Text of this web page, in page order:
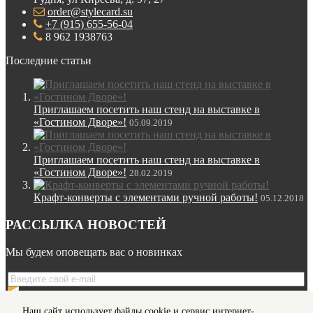
order@stylecard.su
+7 (915) 655-56-04
8 962 1938763
Последние статьи
Приглашаем посетить наш стенд на выставке в
«Гостином Дворе»! 05.09.2019
Приглашаем посетить наш стенд на выставке в
«Гостином Дворе»! 28.02.2019
Крафт-конверты с элементами ручной работы! 05.12.2018
РАССЫЛКА НОВОСТЕЙ
Мы будем оповещать вас о новинках